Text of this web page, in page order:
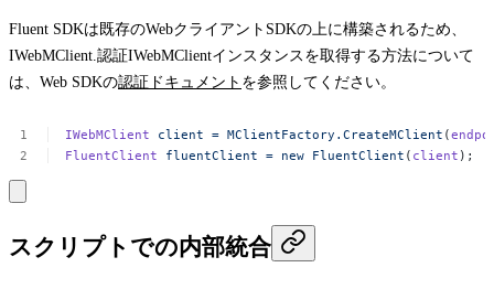
Fluent SDKは既存のWebクライアントSDKの上に構築されるため、
IWebMClient.認証IWebMClientインスタンスを取得する方法について
は、Web SDKの認証ドキュメント を参照してください。
IWebMClient client = MClientFactory.CreateMClient (
FluentClient
fluentClient = new FluentClient ( client );
スクリプトでの内部統合